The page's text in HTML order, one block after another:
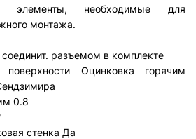
элементы, необходимые для
монтажа.
разъемом в комплекте
Оцинковка горячим
0.8
стенка Да